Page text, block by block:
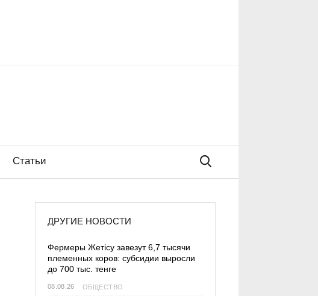
Статьи
ДРУГИЕ НОВОСТИ
Фермеры Жетісу завезут 6,7 тысячи
племенных коров: субсидии выросли
до 700 тыс. тенге
08.08.26 ОБЩЕСТВО